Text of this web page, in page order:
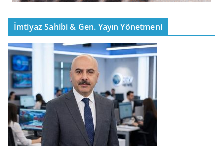
İmtiyaz Sahibi & Gen. Yayın Yönetmeni